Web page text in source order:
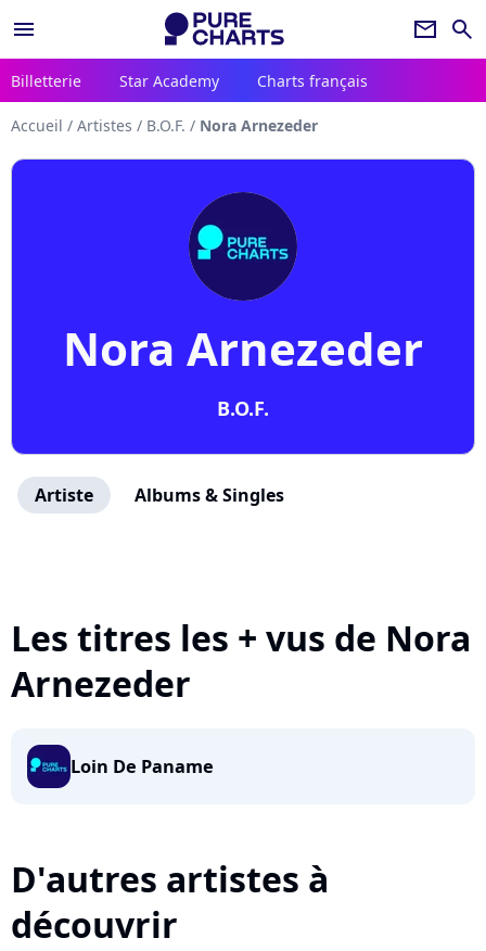
menu newsletter search
Billetterie Star Academy Charts français
Accueil / Artistes / B.O.F. / Nora Arnezeder
Nora Arnezeder
B.O.F.
Artiste Albums & Singles
Les titres les + vus de Nora
Arnezeder
Loin De Paname
D'autres artistes à
découvrir